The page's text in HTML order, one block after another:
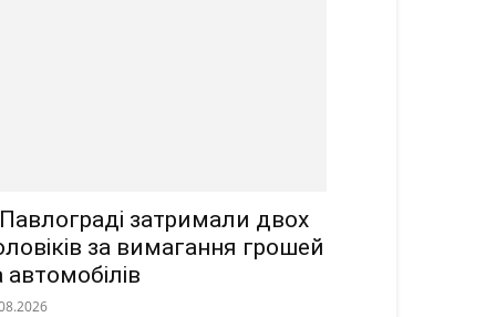
затримали двох
за вимагання грошей
автомобілів